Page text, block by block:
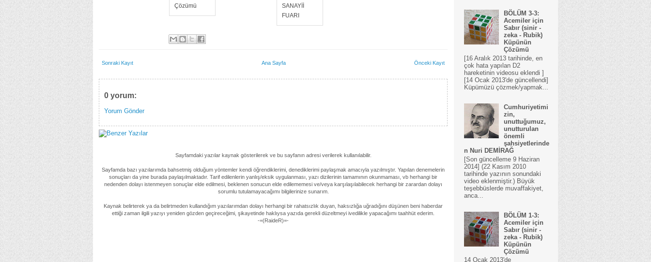
Çözümü
SANAYİİ
FUARI
Sonraki Kayıt Önceki Kayıt
Ana Sayfa
0 yorum:
Yorum Gönder
Sayfamdaki yazılar kaynak gösterilerek ve bu sayfanın adresi verilerek kullanılabilir.
Sayfamda bazı yazılarımda bahsetmiş olduğum yöntemler kendi öğrendiklerimi, denediklerimi paylaşmak amacıyla yazılmıştır. Yapılan denemelerin
sonuçları da yine burada paylaşılmaktadır. Tarif edilenlerin yanlış/eksik uygulanması, yazı dizilerinin tamamının okunmaması, vb herhangi bir
nedenden dolayı istenmeyen sonuçlar elde edilmesi, beklenen sonucun elde edilememesi ve/veya karşılaşılabilecek herhangi bir zarardan dolayı
sorumlu tutulamayacağımı bilgilerinize sunarım.
Kaynak belirterek ya da belirtmeden kullandığım yazılarımdan dolayı herhangi bir rahatsızlık duyan, haksızlığa uğradığını düşünen beni haberdar
ettiği zaman ilgili yazıyı yeniden gözden geçireceğimi, şikayetinde haklıysa yazıda gerekli düzeltmeyi ivedilikle yapacağımı taahhüt ederim.
-=(RaideR)=-
BÖLÜM 3-3:
Acemiler için
Sabır (sinir -
zeka - Rubik)
Küpünün
Çözümü
[16 Aralık 2013 tarihinde, en
çok hata yapılan D2
hareketinin videosu eklendi ]
[14 Ocak 2013'de güncellendi]
Küpümüzü çözmek/yapmak...
Cumhuriyetimi
zin,
unuttuğumuz,
unutturulan
önemli
şahsiyetlerinde
n Nuri DEMİRAĞ
[Son güncelleme 9 Haziran
2014] (22 Kasım 2010
tarihinde yazının sonundaki
video eklenmiştir.) Büyük
teşebbüslerde muvaffakiyet,
anca...
BÖLÜM 1-3:
Acemiler için
Sabır (sinir -
zeka - Rubik)
Küpünün
Çözümü
14 Ocak 2013'de